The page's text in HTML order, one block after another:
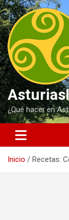
Saltar
al
contenido
¿Qué hacer en
Inicio Recetas: